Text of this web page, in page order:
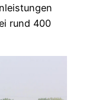
rund 400